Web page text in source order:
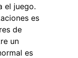
el juego.
es
de
un
es